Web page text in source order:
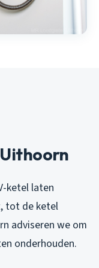
ketel laten
tot de ketel
adviseren we om
onderhouden.